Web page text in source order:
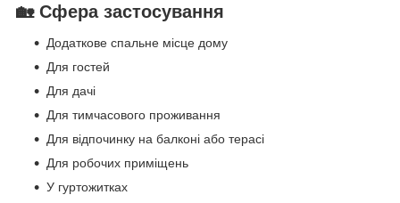
🏡 Сфера застосування
Додаткове спальне місце дому
Для гостей
Для дачі
Для тимчасового проживання
Для відпочинку на балконі або терасі
Для робочих приміщень
У гуртожитках